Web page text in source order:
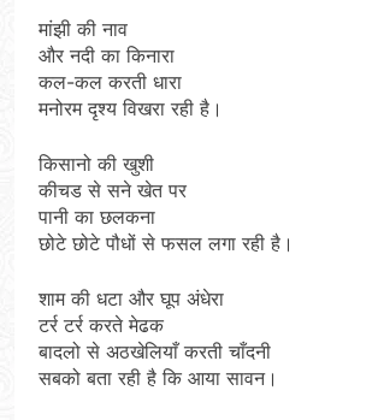
मांझी की नाव
और नदी का किनारा
कल-कल करती धारा
मनोरम दृश्य विखरा रही है।
किसानो की खुशी
कीचड से सने खेत पर
पानी का छलकना
छोटे छोटे पौधों से फसल लगा रही है।
शाम की धटा और घूप अंधेरा
टर्र टर्र करते मेढक
बादलो से अठखेलियाँ करती चाँदनी
सबको बता रही है कि आया सावन।